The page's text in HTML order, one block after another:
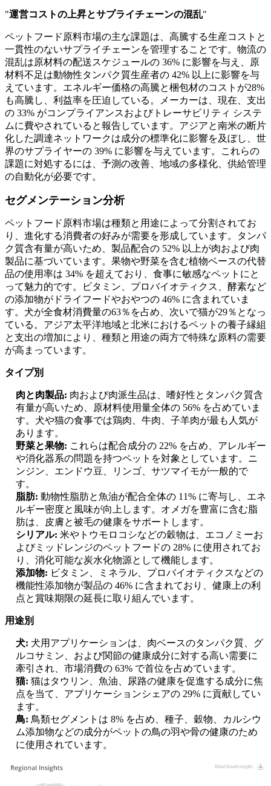
"運営コストの上昇とサプライチェーンの混乱"
ペットフード原料市場の主な課題は、高騰する生産コストと
一貫性のないサプライチェーンを管理することです。物流の
混乱は原材料の配送スケジュールの 36% に影響を与え、原
材料不足は動物性タンパク質生産者の 42% 以上に影響を与
えています。エネルギー価格の高騰と梱包材のコストが28%
も高騰し、利益率を圧迫している。メーカーは、現在、支出
の 33% がコンプライアンスおよびトレーサビリティ システ
ムに費やされていると報告しています。アジアと南米の断片
化した調達ネットワークは成分の標準化に影響を及ぼし、世
界のサプライヤーの 39% に影響を与えています。これらの
課題に対処するには、予測の改善、地域の多様化、供給管理
の自動化が必要です。
セグメンテーション分析
ペットフード原料市場は種類と用途によって分割されてお
り、進化する消費者の好みが需要を形成しています。タンパ
ク質含有量が高いため、製品配合の 52% 以上が肉および肉
製品に基づいています。果物や野菜を含む植物ベースの代替
品の使用率は 34% を超えており、食事に敏感なペットにと
って魅力的です。ビタミン、プロバイオティクス、酵素など
の添加物がドライフードやおやつの 46% に含まれていま
す。犬が全食材消費量の63％を占め、次いで猫が29％となっ
ている。アジア太平洋地域と北米におけるペットの養子縁組
と支出の増加により、種類と用途の両方で特殊な原料の需要
が高まっています。
タイプ別
肉と肉製品: 肉および肉派生品は、嗜好性とタンパク質含
有量が高いため、原材料使用量全体の 56% を占めていま
す。犬や猫の食事では鶏肉、牛肉、子羊肉が最も人気が
あります。
野菜と果物: これらは配合成分の 22% を占め、アレルギー
や消化器系の問題を持つペットを対象としています。ニ
ンジン、エンドウ豆、リンゴ、サツマイモが一般的で
す。
脂肪: 動物性脂肪と魚油が配合全体の 11% に寄与し、エネ
ルギー密度と風味が向上します。オメガを豊富に含む脂
肪は、皮膚と被毛の健康をサポートします。
シリアル: 米やトウモロコシなどの穀物は、エコノミーお
よびミッドレンジのペットフードの 28% に使用されてお
り、消化可能な炭水化物源として機能します。
添加物: ビタミン、ミネラル、プロバイオティクスなどの
機能性添加物が製品の 46% に含まれており、健康上の利
点と賞味期限の延長に取り組んでいます。
用途別
犬: 犬用アプリケーションは、肉ベースのタンパク質、グ
ルコサミン、および関節の健康成分に対する高い需要に
牽引され、市場消費の 63% で首位を占めています。
猫: 猫はタウリン、魚油、尿路の健康を促進する成分に焦
点を当て、アプリケーションシェアの 29% に貢献してい
ます。
鳥: 鳥類セグメントは 8% を占め、種子、穀物、カルシウ
ム添加物などの成分がペットの鳥の羽や骨の健康のため
に使用されています。